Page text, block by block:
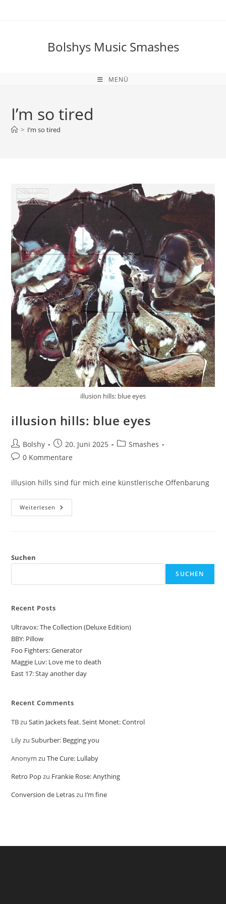
Bolshys Music Smashes
MENÜ
I’m so tired
> I’m so tired
illusion hills: blue eyes
illusion hills: blue eyes
Beitrags-
Autor:
Bolshy
Beitrag
veröffentlicht:
20. Juni 2025
Beitrags-
Smashes
Beitrags-
0 Kommentare
illusion hills sind für mich eine künstlerische Offenbarung
Weiterlesen Illusion
Hills:
Suchen
SUCHEN
Recent Posts
Ultravox: The Collection (Deluxe Edition)
BBY: Pillow
Foo Fighters: Generator
Maggie Luv: Love me to death
East 17: Stay another day
Recent Comments
TBzuSatin Jackets feat. Seint Monet: Control
LilyzuSuburber: Begging you
Anonym zuThe Cure: Lullaby
Retro Popzu Frankie Rose: Anything
Conversion de Letraszu I’m fine